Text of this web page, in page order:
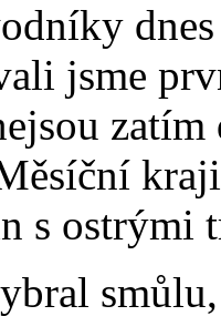
jsme
zatím
s ostrými